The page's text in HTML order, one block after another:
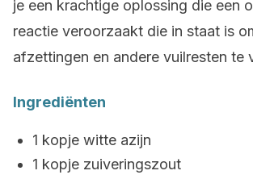
je een krachtige oplossing die een
reactie veroorzaakt die in staat is
afzettingen en andere vuilresten te
Ingrediënten
1 kopje witte azijn
1 kopje zuiveringszout